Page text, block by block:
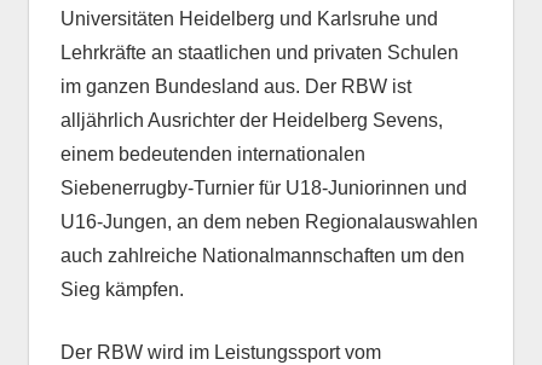
Universitäten Heidelberg und Karlsruhe und
Lehrkräfte an staatlichen und privaten Schulen
im ganzen Bundesland aus. Der RBW ist
alljährlich Ausrichter der Heidelberg Sevens,
einem bedeutenden internationalen
Siebenerrugby-Turnier für U18-Juniorinnen und
U16-Jungen, an dem neben Regionalauswahlen
auch zahlreiche Nationalmannschaften um den
Sieg kämpfen.
Der RBW wird im Leistungssport vom